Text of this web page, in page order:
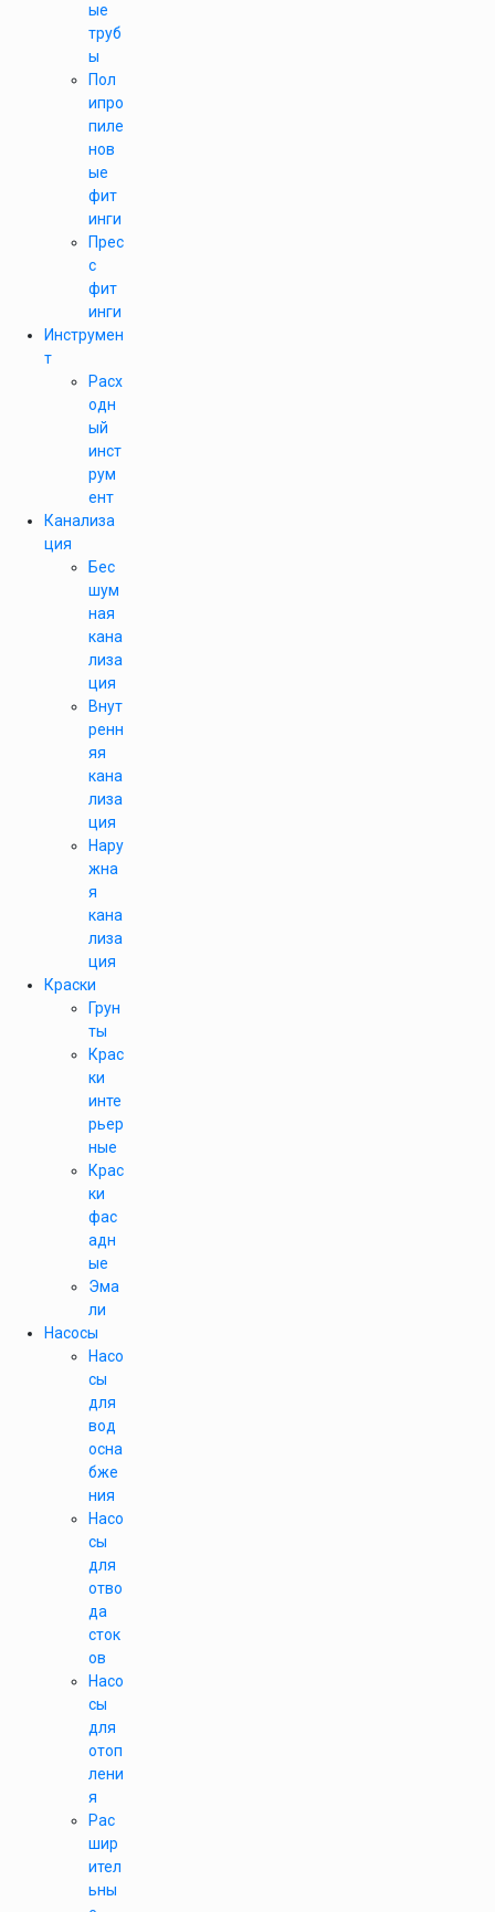
ые
труб
ы
Пол
ипро
пиле
нов
ые
фит
инги
Прес
с
фит
инги
Инструмен
т
Расх
одн
ый
инст
рум
ент
Канализа
ция
Бес
шум
ная
кана
лиза
ция
Внут
ренн
яя
кана
лиза
ция
Нару
жна
я
кана
лиза
ция
Краски
Грун
ты
Крас
ки
инте
рьер
ные
Крас
ки
фас
адн
ые
Эма
ли
Насосы
Насо
сы
для
вод
осна
бже
ния
Насо
сы
для
отво
да
сток
ов
Насо
сы
для
отоп
лени
я
Рас
шир
ител
ьны